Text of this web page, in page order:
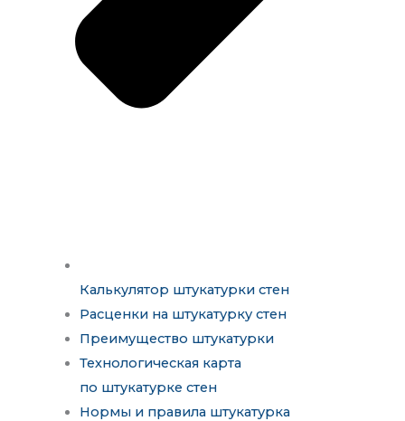
Калькулятор штукатурки стен
Расценки на штукатурку стен
Преимущество штукатурки
Технологическая карта
по штукатурке стен
Нормы и правила штукатурка